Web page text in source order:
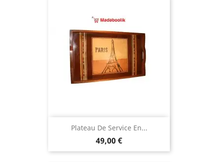
Plateau De Service En...
Prix
49,00 €